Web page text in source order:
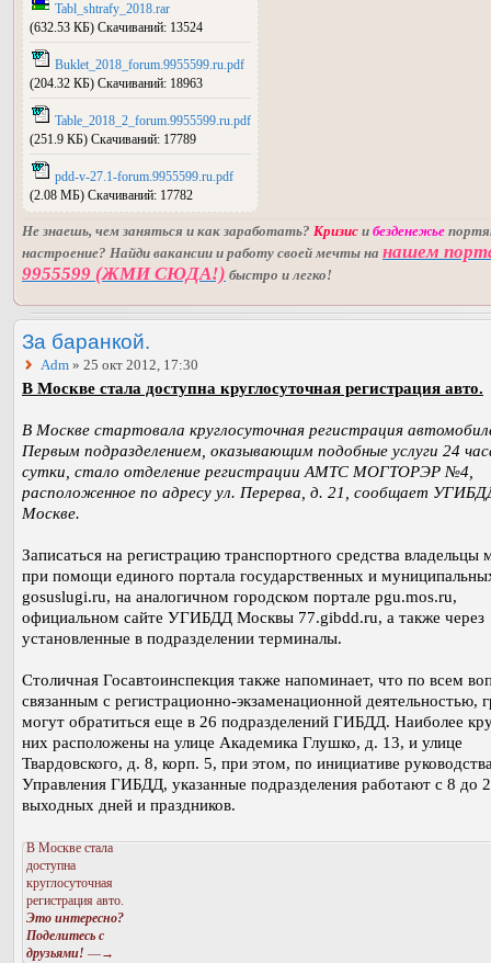
Tabl_shtrafy_2018.rar
(632.53 КБ) Скачиваний: 13524
Buklet_2018_forum.9955599.ru.pdf
(204.32 КБ) Скачиваний: 18963
Table_2018_2_forum.9955599.ru.pdf
(251.9 КБ) Скачиваний: 17789
pdd-v-27.1-forum.9955599.ru.pdf
(2.08 МБ) Скачиваний: 17782
Не знаешь, чем заняться и как заработать? Кризис и безденежье
настроение? Найди вакансии и работу своей мечты на нашем
9955599 (ЖМИ СЮДА!) быстро и легко!
За баранкой.
Adm » 25 окт 2012, 17:30
В Москве стала доступна круглосуточная регистрация авто.
В Москве стартовала круглосуточная регистрация
Первым подразделением, оказывающим подобные услуги 24
сутки, стало отделение регистрации АМТС МОГТОРЭР №4,
расположенное по адресу ул. Перерва, д. 21, сообщает
Москве.
Записаться на регистрацию транспортного средства владельцы
при помощи единого портала государственных и
gosuslugi.ru, на аналогичном городском портале pgu.mos.ru,
официальном сайте УГИБДД Москвы 77.gibdd.ru, а также через
установленные в подразделении терминалы.
Столичная Госавтоинспекция также напоминает, что по всем
связанным с регистрационно-экзаменационной деятельностью,
могут обратиться еще в 26 подразделений ГИБДД. Наиболее
них расположены на улице Академика Глушко, д. 13, и улице
Твардовского, д. 8, корп. 5, при этом, по инициативе
Управления ГИБДД, указанные подразделения работают с 8 до
выходных дней и праздников.
В Москве стала
доступна
круглосуточная
регистрация авто.
Это интересно?
Поделитесь с
друзьями! —→